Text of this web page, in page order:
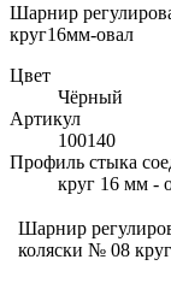
Шарнир
круг16мм-овал
Цвет
Чёрный
Артикул
100140
Профиль стыка
круг 16 мм -
Шарнир
коляски № 08